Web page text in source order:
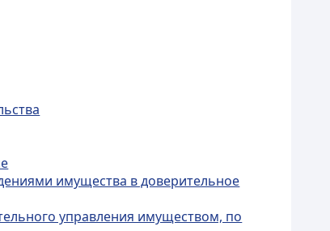
имущества в доверительное
управления имуществом, по